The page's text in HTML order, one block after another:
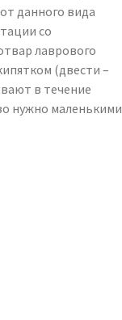
данного вида
со
лаврового
(двести –
в течение
нужно маленькими